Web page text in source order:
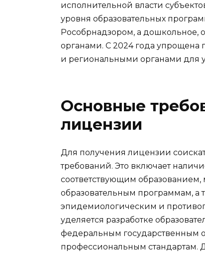
исполнительной власти
уровня образовательных
Рособрнадзором, а
органами. С 2024 года
и региональными органами для
Основные
лицензии
Для получения лицензии
требований. Это включает
соответствующим образованием,
образовательным программам,
эпидемиологическим и
уделяется разработке
федеральным государственным
профессиональным стандартам.